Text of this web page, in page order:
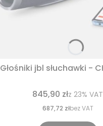
Głośniki jbl słuchawki -
845,90 złz 23% VAT
687,72 złbez VAT